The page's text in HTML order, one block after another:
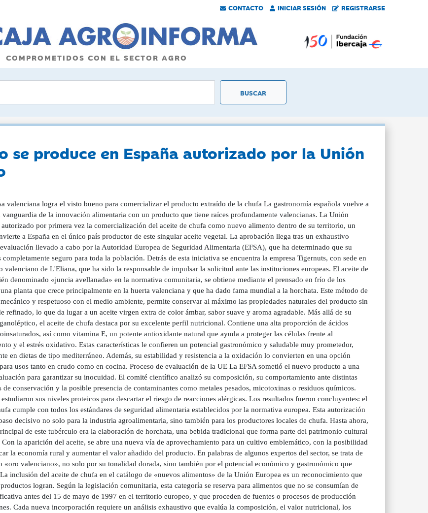
CONTACTO INICIAR SESIÓN REGISTRARSE
COMPROMETIDOS CON EL SECTOR AGRO
se produce en España autorizado por la Unión
valenciana logra el visto bueno para comercializar el producto extraído de la chufa La gastronomía española vuelve a
vanguardia de la innovación alimentaria con un producto que tiene raíces profundamente valencianas. La Unión
autorizado por primera vez la comercialización del aceite de chufa como nuevo alimento dentro de su territorio, un
a España en el único país productor de este singular aceite vegetal. La aprobación llega tras un exhaustivo
llevado a cabo por la Autoridad Europea de Seguridad Alimentaria (EFSA), que ha determinado que su
completamente seguro para toda la población. Detrás de esta iniciativa se encuentra la empresa Tigernuts, con sede en
valenciano de L'Eliana, que ha sido la responsable de impulsar la solicitud ante las instituciones europeas. El aceite de
denominado «juncia avellanada» en la normativa comunitaria, se obtiene mediante el prensado en frío de los
planta que crece principalmente en la huerta valenciana y que ha dado fama mundial a la horchata. Este método de
y respetuoso con el medio ambiente, permite conservar al máximo las propiedades naturales del producto sin
refinado, lo que da lugar a un aceite virgen extra de color ámbar, sabor suave y aroma agradable. Más allá de su
el aceite de chufa destaca por su excelente perfil nutricional. Contiene una alta proporción de ácidos
así como vitamina E, un potente antioxidante natural que ayuda a proteger las células frente al
y el estrés oxidativo. Estas características le confieren un potencial gastronómico y saludable muy prometedor,
en dietas de tipo mediterráneo. Además, su estabilidad y resistencia a la oxidación lo convierten en una opción
usos tanto en crudo como en cocina. Proceso de evaluación de la UE La EFSA sometió el nuevo producto a una
para garantizar su inocuidad. El comité científico analizó su composición, su comportamiento ante distintas
de conservación y la posible presencia de contaminantes como metales pesados, micotoxinas o residuos químicos.
estudiaron sus niveles proteicos para descartar el riesgo de reacciones alérgicas. Los resultados fueron concluyentes: el
cumple con todos los estándares de seguridad alimentaria establecidos por la normativa europea. Esta autorización
decisivo no solo para la industria agroalimentaria, sino también para los productores locales de chufa. Hasta ahora,
de este tubérculo era la elaboración de horchata, una bebida tradicional que forma parte del patrimonio cultural
la aparición del aceite, se abre una nueva vía de aprovechamiento para un cultivo emblemático, con la posibilidad
la economía rural y aumentar el valor añadido del producto. En palabras de algunos expertos del sector, se trata de
«oro valenciano», no solo por su tonalidad dorada, sino también por el potencial económico y gastronómico que
inclusión del aceite de chufa en el catálogo de «nuevos alimentos» de la Unión Europea es un reconocimiento que
logran. Según la legislación comunitaria, esta categoría se reserva para alimentos que no se consumían de
antes del 15 de mayo de 1997 en el territorio europeo, y que proceden de fuentes o procesos de producción
Cada nueva incorporación requiere un análisis exhaustivo que evalúa la composición, el valor nutricional, los